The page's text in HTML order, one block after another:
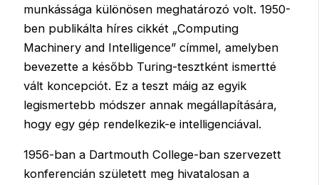
munkássága különösen meghatározó volt. 1950-
ben publikálta híres cikkét „Computing
Machinery and Intelligence” címmel, amelyben
bevezette a később Turing-tesztként ismertté
vált koncepciót. Ez a teszt máig az egyik
legismertebb módszer annak megállapítására,
hogy egy gép rendelkezik-e intelligenciával.
1956-ban a Dartmouth College-ban szervezett
konferencián született meg hivatalosan a